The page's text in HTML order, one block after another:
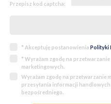
klimatyzacja (poddasze)
okna 3-szybowe z
Przepisz kod captcha:
* Akceptuję postanowienia Polityki
* Wyrażam zgodę na
marketingowych.
Wyrażam zgodę na przetwarzanie
przesyłania informacji
bezpośredniego.